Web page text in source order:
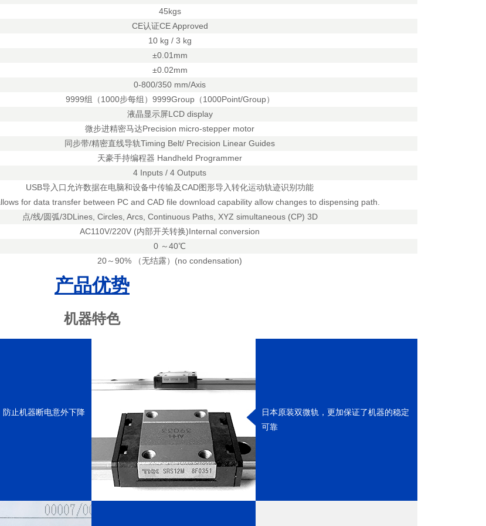
45kgs
CE认证CE Approved
10 kg / 3 kg
±0.01mm
±0.02mm
0-800/350 mm/Axis
9999组（1000步每组）9999Group（1000Point/Group）
液晶显示屏LCD display
微步进精密马达Precision micro-stepper motor
同步带/精密直线导轨Timing Belt/ Precision Linear Guides
天豪手持编程器 Handheld Programmer
4 Inputs / 4 Outputs
USB导入口允许数据在电脑和设备中传输及CAD图形导入转化运动轨迹识别功能
for data transfer between PC and CAD file download capability allow changes to dispensing path.
点/线/圆弧/3DLines, Circles, Arcs, Continuous Paths, XYZ simultaneous (CP) 3D
AC110V/220V (内部开关转换)Internal conversion
0 ～40℃
20～90% （无结露）(no condensation)
产品优势
机器特色
止机器断电意外下降
日本原装双微轨，更加保证了机器的稳定
可靠